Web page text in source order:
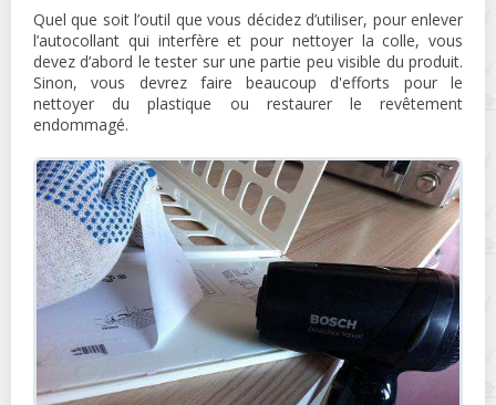
Quel que soit l’outil que vous décidez d’utiliser, pour enlever
l’autocollant qui interfère et pour nettoyer la colle, vous
devez d’abord le tester sur une partie peu visible du produit.
Sinon, vous devrez faire beaucoup d'efforts pour le
nettoyer du plastique ou restaurer le revêtement
endommagé.